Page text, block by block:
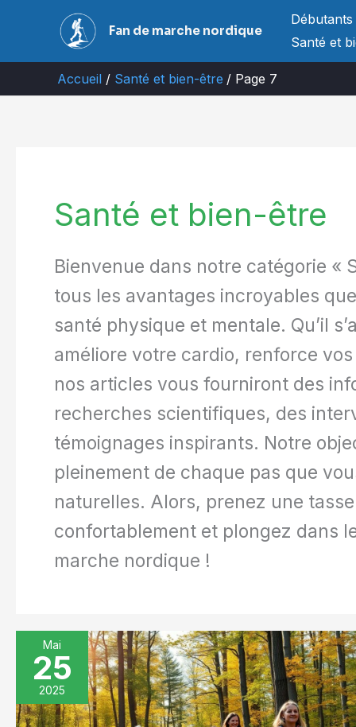
Fan de marche nordique
Santé et
Accueil Santé et bien-être Page 7
Santé et bien-être
Bienvenue dans notre catégorie «
tous les avantages incroyables
santé physique et mentale. Qu’il
améliore votre cardio, renforce
nos articles vous fourniront des
recherches scientifiques, des
témoignages inspirants. Notre
pleinement de chaque pas que
naturelles. Alors, prenez une
confortablement et plongez dans
marche nordique !
Mai
25
2025
Bienfaits
de
la